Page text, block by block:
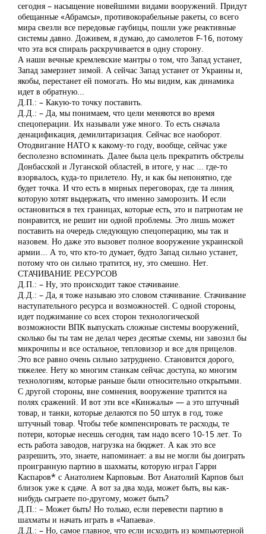
сегодня – насыщение новейшими видами вооружений. Придут
обещанные «Абрамсы», противокорабельные ракеты, со всего
мира свезли все передовые гаубицы, пошли уже реактивные
системы давно. Доживем, я думаю, до самолетов F-16, потому
что эта вся спираль раскручивается в одну сторону.
А наши вечные кремлевские мантры о том, что Запад устанет,
Запад замерзнет зимой. А сейчас Запад устанет от Украины и,
якобы, перестанет ей помогать. Но мы видим, как динамика
идет в обратную...
Д.П.: – Какую-то точку поставить.
Д.Д.: – Да, мы понимаем, что цели меняются во время
спецоперации. Их называли уже много. То есть сначала
денацификация, демилитаризация. Сейчас все наоборот.
Отодвигание НАТО к какому-то году, вообще, сейчас уже
бесполезно вспоминать. Далее была цель прекратить обстрелы
Донбасской и Луганской областей, в итоге, у нас ... где-то
взорвалось, куда-то прилетело. Ну, и как бы непонятно, где
будет точка. И что есть в мирных переговорах, где та линия,
которую хотят выдержать, что именно заморозить. И если
остановиться в тех границах, которые есть, это и патриотам не
понравится, не решит ни одной проблемы. Это лишь может
поставить на очередь следующую спецоперацию, мы так и
назовем. Но даже это вызовет полное вооружение украинской
армии... А то, что кто-то думает, будто Запад сильно устанет,
потому что он сильно тратится, ну, это смешно. Нет.
СТАЧИВАНИЕ РЕСУРСОВ
Д.П.: – Ну, это происходит такое стачивание.
Д.Д.: – Да, я тоже называю это словом стачивание. Стачивание
наступательного ресурса и возможностей. С одной стороны,
идет поджимание со всех сторон технологической
возможности ВПК выпускать сложные системы вооружений,
сколько бы ты там не делал через десятые схемы, ни завозил бы
микрочипы и все остальное, тепловизор и все для прицелов.
Это все равно очень сильно затруднено. Становится дорого,
тяжелее. Нету ко многим станкам сейчас доступа, ко многим
технологиям, которые раньше были относительно открытыми.
С другой стороны, вне сомнения, вооружение тратится на
полях сражений. И вот эти все «Кинжалы» — а это штучный
товар, и танки, которые делаются по 50 штук в год, тоже
штучный товар. Чтобы тебе компенсировать те расходы, те
потери, которые несешь сегодня, там надо всего 10-15 лет. То
есть работа заводов, нагрузка на бюджет. А как это все
разрешить, это, знаете, напоминает: а вы не могли бы доиграть
проигранную партию в шахматы, которую играл Гарри
Каспаров* с Анатолием Карповым. Вот Анатолий Карпов был
близок уже к сдаче. А вот за два хода, может быть, вы как-
нибудь сыграете по-другому, может быть?
Д.П.: – Может быть! Но только, если перевести партию в
шахматы и начать играть в «Чапаева».
Д.Д.: – Но, самое главное, что если исходить из компьютерной